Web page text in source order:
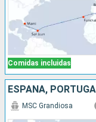
Comidas incluidas
MSC Grandiosa